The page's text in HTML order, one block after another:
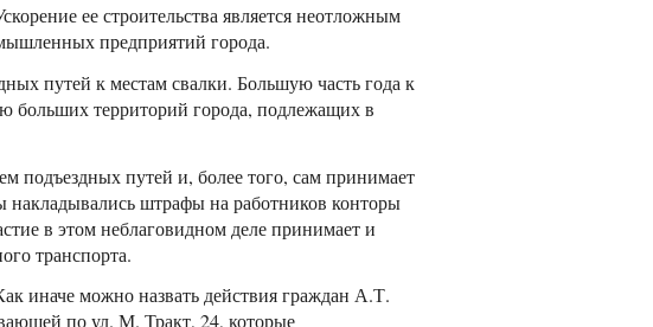
ее строительства является неотложным
предприятий города.
путей к местам свалки. Большую часть года к
больших территорий города, подлежащих в
подъездных путей и, более того, сам принимает
накладывались штрафы на работников конторы
в этом неблаговидном деле принимает и
транспорта.
иначе можно назвать действия граждан А.Т.
по ул. М. Тракт, 24, которые